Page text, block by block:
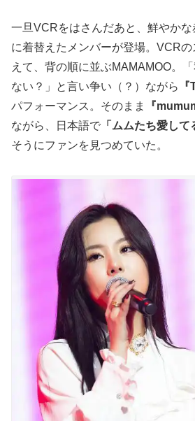
一旦VCRをはさんだあと、鮮やか
に着替えたメンバーが登場。VCR
えて、背の順に並ぶMAMAMOO。
ない？」と言い争い（？）ながら
パフォーマンス。そのまま
『
ながら、日本語で 「ムムたち愛して
そうにファンを見つめていた。